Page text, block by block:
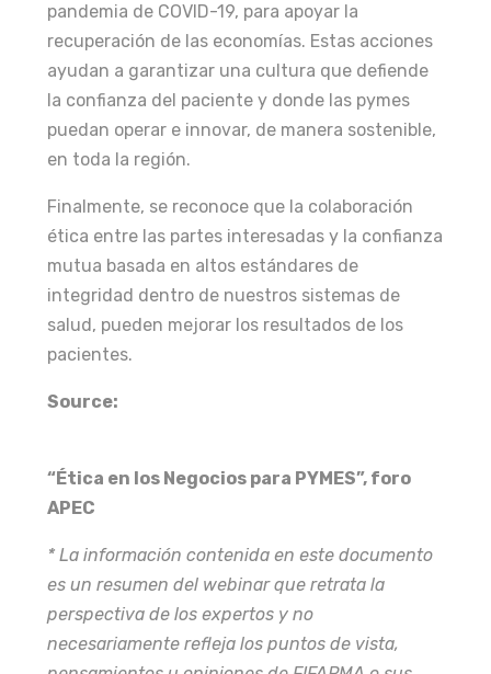
pandemia de COVID-19, para apoyar la
recuperación de las economías. Estas acciones
ayudan a garantizar una cultura que defiende
la confianza del paciente y donde las pymes
puedan operar e innovar, de manera sostenible,
en toda la región.
Finalmente, se reconoce que la colaboración
ética entre las partes interesadas y la confianza
mutua basada en altos estándares de
integridad dentro de nuestros sistemas de
salud, pueden mejorar los resultados de los
pacientes.
Source:
“Ética en los Negocios para PYMES”, foro
APEC
* La información contenida en este documento
es un resumen del webinar que retrata la
perspectiva de los expertos y no
necesariamente refleja los puntos de vista,